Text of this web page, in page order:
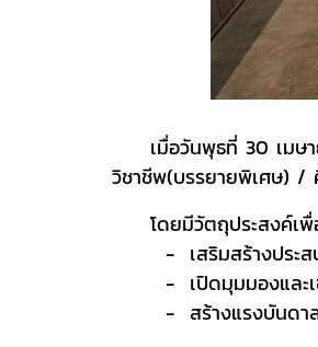
เมื่อวันพุธที่ 30 เมษาย
วิชาชีพ(บรรยายพิเศษ)
โดยมีวัตถุประสงค์เพื่
- เสริมสร้างประสบก
- เปิดมุมมองและเข้าใ
- สร้างแรงบันดาลใ